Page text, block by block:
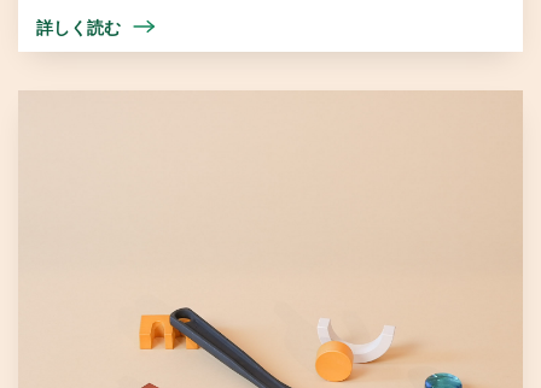
詳しく読む